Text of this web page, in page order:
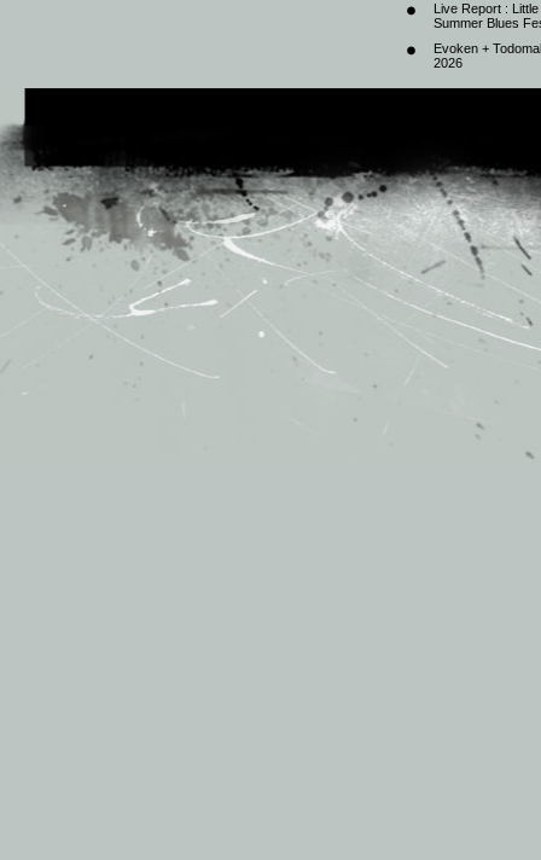
Live Report :
Summer Blues
Evoken +
2026